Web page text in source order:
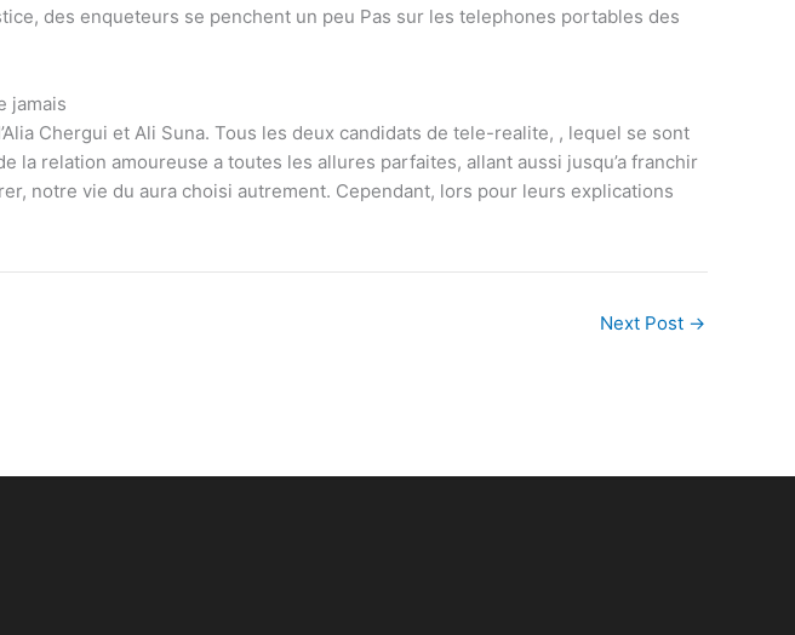
des enqueteurs se penchent un peu Pas sur les telephones portables des
jamais
Chergui et Ali Suna. Tous les deux candidats de tele-realite, , lequel se sont
relation amoureuse a toutes les allures parfaites, allant aussi jusqu’a franchir
notre vie du aura choisi autrement. Cependant, lors pour leurs explications
Next Post →